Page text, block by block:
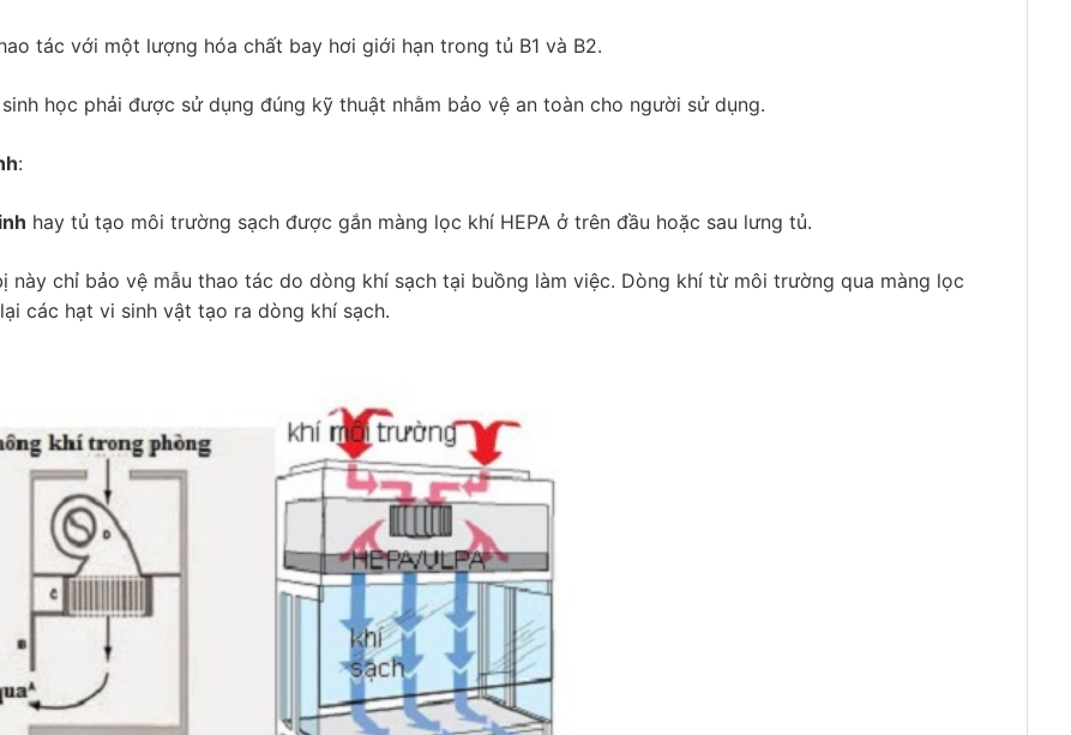
tác với một lượng hóa chất bay hơi giới hạn trong tủ B1 và B2.
học phải được sử dụng đúng kỹ thuật nhằm bảo vệ an toàn cho người sử dụng.
:
hay tủ tạo môi trường sạch được gắn màng lọc khí HEPA ở trên đầu hoặc sau lưng tủ.
này chỉ bảo vệ mẫu thao tác do dòng khí sạch tại buồng làm việc. Dòng khí từ môi trường qua màng lọc
các hạt vi sinh vật tạo ra dòng khí sạch.